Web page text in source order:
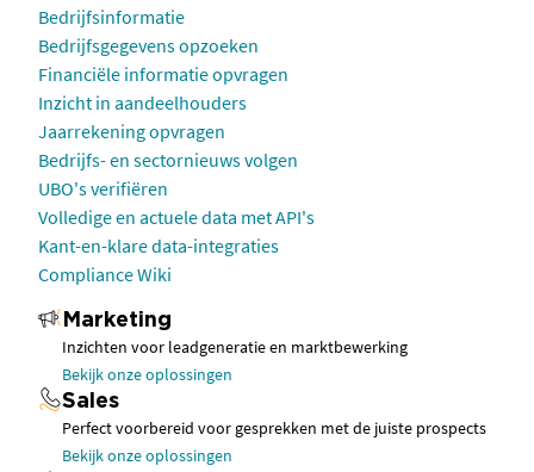
Bedrijfsinformatie
Bedrijfsgegevens opzoeken
Financiële informatie opvragen
Inzicht in aandeelhouders
Jaarrekening opvragen
Bedrijfs- en sectornieuws volgen
UBO's verifiëren
Volledige en actuele data met API's
Kant-en-klare data-integraties
Compliance Wiki
Marketing
Inzichten voor leadgeneratie en marktbewerking
Bekijk onze oplossingen
Sales
Perfect voorbereid voor gesprekken met de juiste prospects
Bekijk onze oplossingen